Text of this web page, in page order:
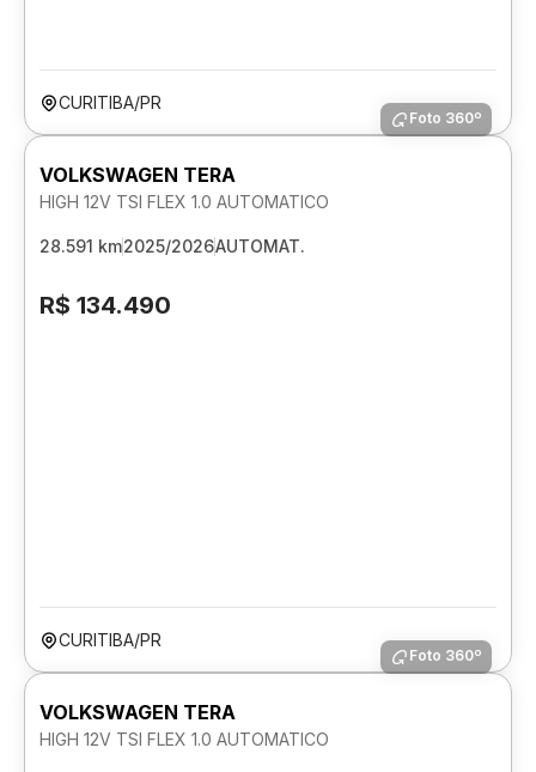
CURITIBA/PR
Foto 360º
VOLKSWAGEN TERA
HIGH 12V TSI FLEX 1.0 AUTOMATICO
28.591 km2025/2026AUTOMAT.
R$ 134.490
CURITIBA/PR
Foto 360º
VOLKSWAGEN TERA
HIGH 12V TSI FLEX 1.0 AUTOMATICO